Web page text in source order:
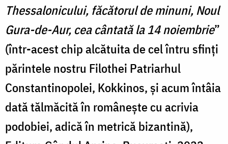
Thessalonicului, făcătorul de minuni, Noul
Gura-de-Aur, cea cântată la 14 noiembrie”
(într-acest chip alcătuita de cel întru sfinți
părintele nostru Filothei Patriarhul
Constantinopolei, Kokkinos, și acum întâia
dată tălmăcită în românește cu acrivia
podobiei, adică în metrică bizantină),